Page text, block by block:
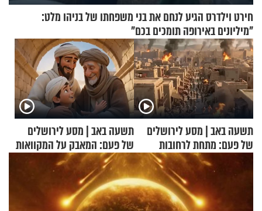
חירט וילדרס הגיע לנחם את בני משפחתו של בניהו מלט:
"מיליונים באירופה תומכים בכם"
תשעה באב | מסע לירושלים
של פעם: מתחת לרחובות
תשעה באב | מסע לירושלים
של פעם: המאבק על המקוואות